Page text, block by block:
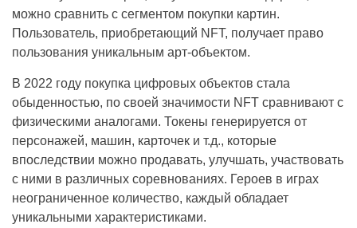
можно сравнить с сегментом покупки картин.
Пользователь, приобретающий NFT, получает право
пользования уникальным арт-объектом.
В 2022 году покупка цифровых объектов стала
обыденностью, по своей значимости NFT сравнивают с
физическими аналогами. Токены генерируется от
персонажей, машин, карточек и т.д., которые
впоследствии можно продавать, улучшать, участвовать
с ними в различных соревнованиях. Героев в играх
неограниченное количество, каждый обладает
уникальными характеристиками.